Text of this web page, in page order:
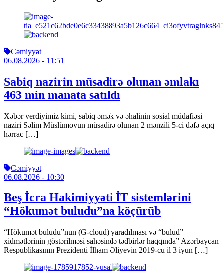
Cəmiyyət
06.08.2026 - 11:51
Sabiq nazirin müsadirə olunan əmlakı
463 min manata satıldı
Xəbər verdiyimiz kimi, sabiq əmək və əhalinin sosial müdafiəsi
naziri Səlim Müslümovun müsadirə olunan 2 mənzili 5-ci dəfə açıq
hərrac […]
Cəmiyyət
06.08.2026 - 10:30
Beş İcra Hakimiyyəti İT sistemlərini
“Hökumət buludu”na köçürüb
“Hökumət buludu”nun (G-cloud) yaradılması və “bulud”
xidmətlərinin göstərilməsi sahəsində tədbirlər haqqında” Azərbaycan
Respublikasının Prezidenti İlham Əliyevin 2019-cu il 3 iyun […]